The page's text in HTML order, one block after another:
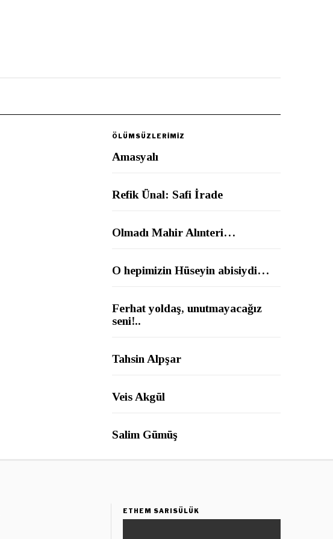
ÖLÜMSÜZLERİMİZ
Amasyalı
Refik Ünal: Safi İrade
Olmadı Mahir Alınteri…
O hepimizin Hüseyin abisiydi…
Ferhat yoldaş, unutmayacağız
seni!..
Tahsin Alpşar
Veis Akgül
Salim Gümüş
ETHEM SARISÜLÜK